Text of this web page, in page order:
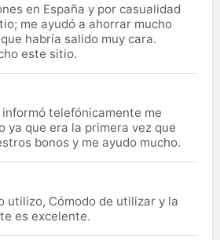
en España y por casualidad
me ayudó a ahorrar mucho
habría salido muy cara.
este sitio.
informó telefónicamente me
ya que era la primera vez que
bonos y me ayudo mucho.
utilizo, Cómodo de utilizar y la
es excelente.